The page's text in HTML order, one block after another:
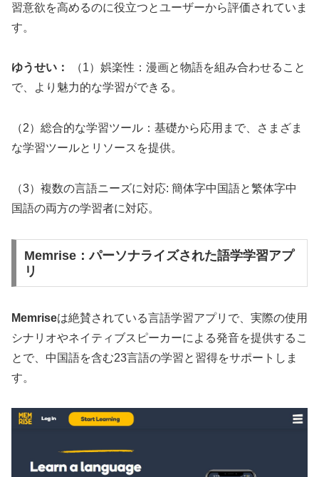
習意欲を高めるのに役立つとユーザーから評価されていま
す。
ゆうせい：
（1）娯楽性：漫画と物語を組み合わせること
で、より魅力的な学習ができる。
（2）総合的な学習ツール：基礎から応用まで、さまざま
な学習ツールとリソースを提供。
（3）複数の言語ニーズに対応: 簡体字中国語と繁体字中
国語の両方の学習者に対応。
Memrise：パーソナライズされた語学学習アプ
リ
Memriseは絶賛されている言語学習アプリで、実際の使用
シナリオやネイティブスピーカーによる発音を提供するこ
とで、中国語を含む23言語の学習と習得をサポートしま
す。